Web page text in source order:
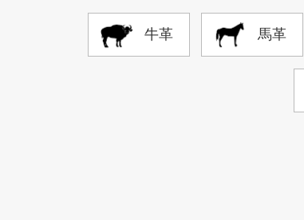
牛革 馬革